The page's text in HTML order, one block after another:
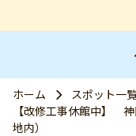
ホーム
スポット一
【改修工事休館中】
地内）